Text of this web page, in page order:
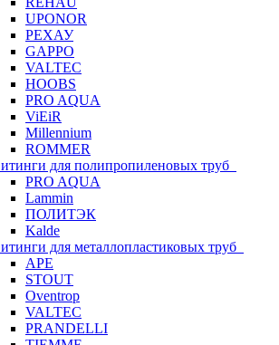
UPONOR
РЕХАУ
GAPPO
VALTEC
HOOBS
PRO AQUA
ViEiR
Millennium
ROMMER
для полипропиленовых труб
PRO AQUA
Lammin
ПОЛИТЭК
Kalde
для металлопластиковых труб
APE
STOUT
Oventrop
VALTEC
PRANDELLI